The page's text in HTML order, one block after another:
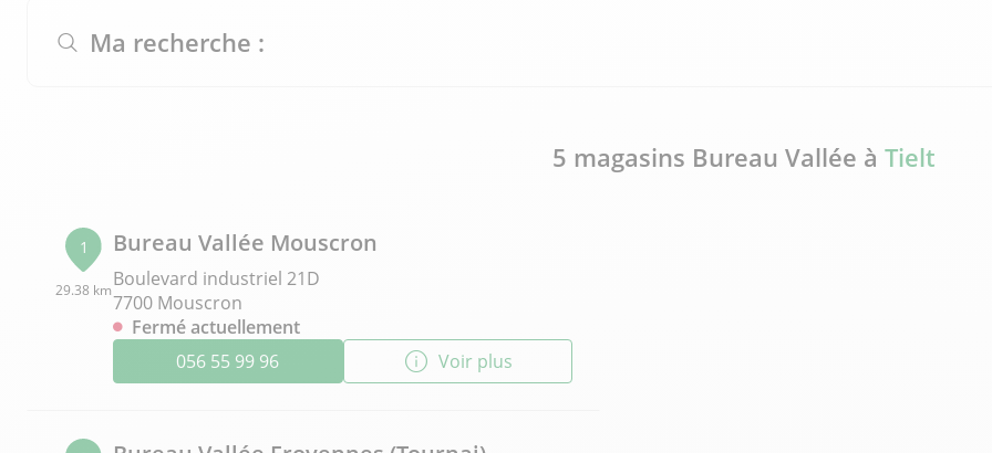
Ma recherche :
5 magasins Bureau Vallée à Tielt
1
29.38 km
Bureau Vallée Mouscron
Boulevard industriel 21D
7700 Mouscron
Fermé actuellement
056 55 99 96
Voir plus